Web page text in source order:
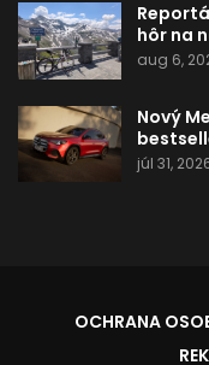
hôr na
aug 6,
Nový
júl 31,
OCHRANA